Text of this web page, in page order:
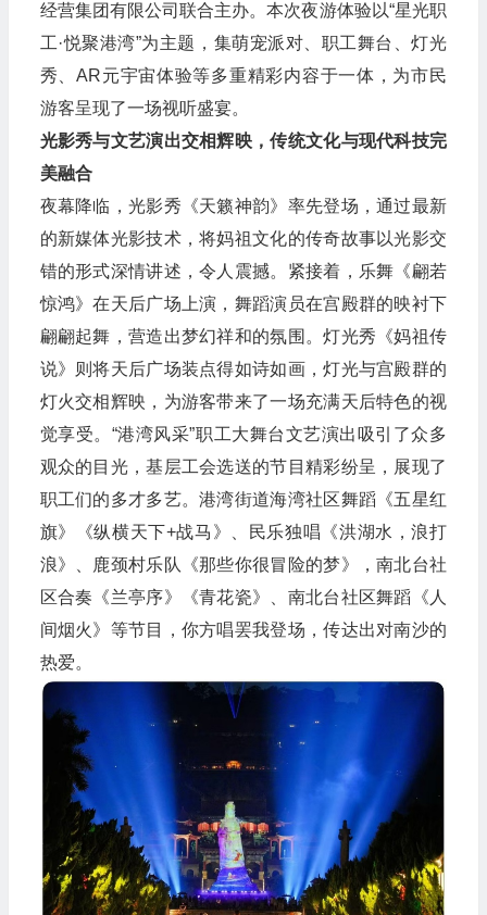
经营集团有限公司联合主办。本次夜游体验以“星光职
工·悦聚港湾”为主题，集萌宠派对、职工舞台、灯光
秀、AR元宇宙体验等多重精彩内容于一体，为市民
游客呈现了一场视听盛宴。
光影秀与文艺演出交相辉映，传统文化与现代科技完
美融合
夜幕降临，光影秀《天籁神韵》率先登场，通过最新
的新媒体光影技术，将妈祖文化的传奇故事以光影交
错的形式深情讲述，令人震撼。紧接着，乐舞《翩若
惊鸿》在天后广场上演，舞蹈演员在宫殿群的映衬下
翩翩起舞，营造出梦幻祥和的氛围。灯光秀《妈祖传
说》则将天后广场装点得如诗如画，灯光与宫殿群的
灯火交相辉映，为游客带来了一场充满天后特色的视
觉享受。“港湾风采”职工大舞台文艺演出吸引了众多
观众的目光，基层工会选送的节目精彩纷呈，展现了
职工们的多才多艺。港湾街道海湾社区舞蹈《五星红
旗》《纵横天下+战马》、民乐独唱《洪湖水，浪打
浪》、鹿颈村乐队《那些你很冒险的梦》，南北台社
区合奏《兰亭序》《青花瓷》、南北台社区舞蹈《人
间烟火》等节目，你方唱罢我登场，传达出对南沙的
热爱。